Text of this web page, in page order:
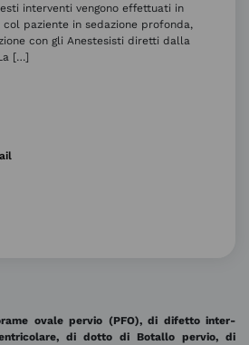
interventi vengono effettuati in
paziente in sedazione profonda,
con gli Anestesisti diretti dalla
[…]
ovale pervio (PFO), di difetto inter-
di dotto di Botallo pervio, di